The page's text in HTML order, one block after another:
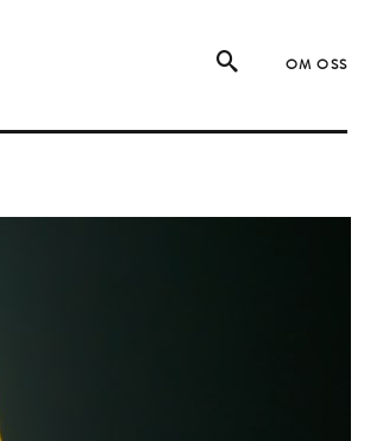
OM OSS